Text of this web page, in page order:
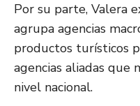
Por su parte, Valera
agrupa agencias
productos turísticos
agencias aliadas que
nivel nacional.